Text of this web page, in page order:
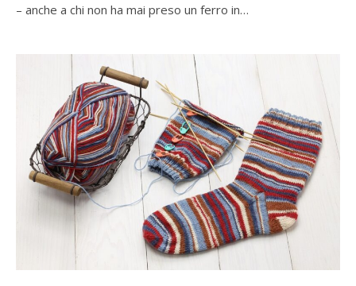
– anche a chi non ha mai preso un ferro in…